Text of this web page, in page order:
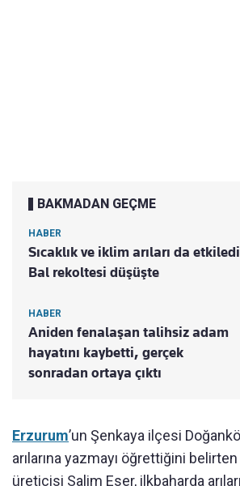
BAKMADAN GEÇME
HABER
Sıcaklık ve iklim arıları da
Bal rekoltesi düşüşte
HABER
Aniden fenalaşan talihsiz adam
hayatını kaybetti, gerçek
sonradan ortaya çıktı
Erzurum’un Şenkaya ilçesi
arılarına yazmayı öğrettiğini
üreticisi Salim Eser, ilkbaharda